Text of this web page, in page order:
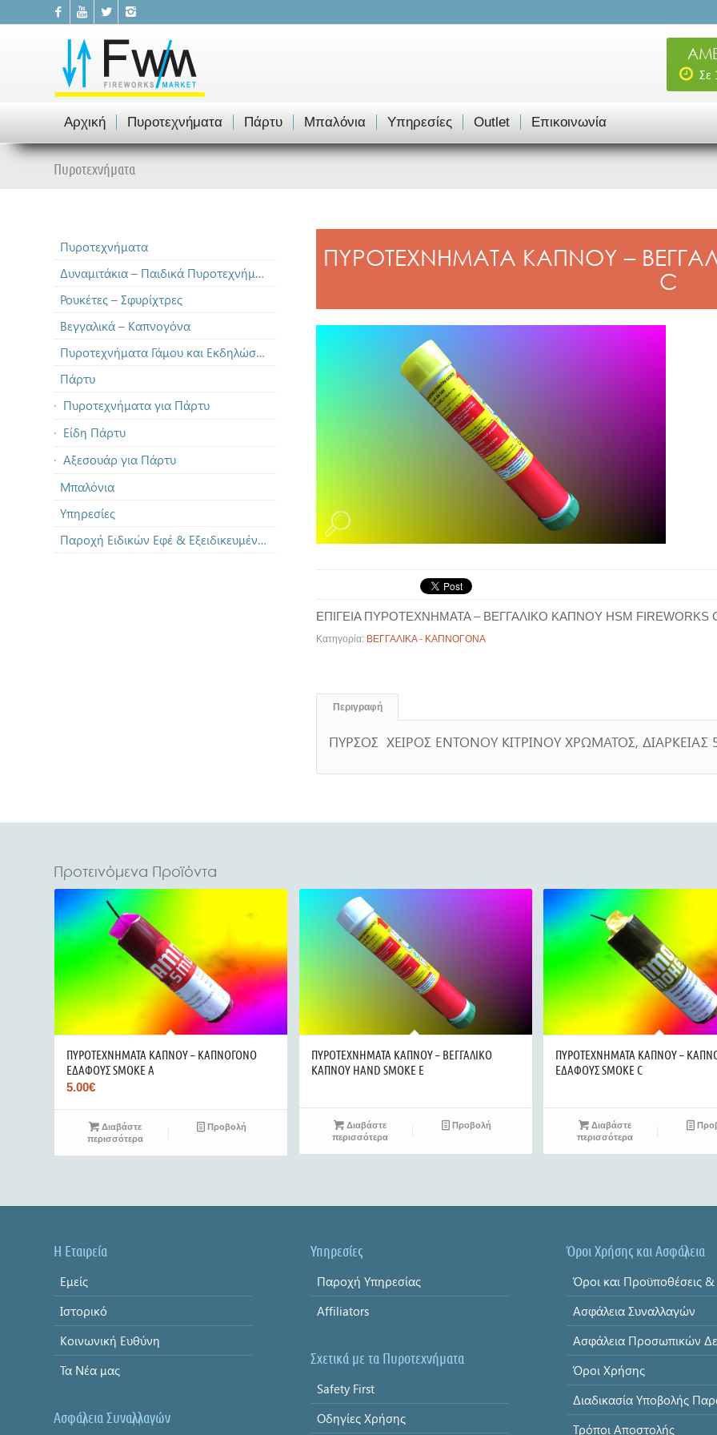
Σε
Αρχική Πυροτεχνήματα Πάρτυ Μπαλόνια Υπηρεσίες Outlet Επικοινωνία
Πυροτεχνήματα
Πυροτεχνήματα
Δυναμιτάκια – Παιδικά Πυροτεχνήματα
Ρουκέτες – Σφυρίχτρες
Βεγγαλικά – Καπνογόνα
Πυροτεχνήματα Γάμου και Εκδηλώσεων
Πάρτυ
Πυροτεχνήματα για Πάρτυ
Είδη Πάρτυ
Αξεσουάρ για Πάρτυ
Μπαλόνια
Υπηρεσίες
Παροχή Ειδικών Εφέ & Εξειδικευμένων Πυροτεχνημάτων
ΠΥΡΟΤΕΧΝΗΜΑΤΑ ΚΑΠΝΟΥ –
C
ΕΠΙΓΕΙΑ ΠΥΡΟΤΕΧΝΗΜΑΤΑ – ΒΕΓΓΑΛΙΚΟ ΚΑΠΝΟΥ HSM FIREWORKS
Κατηγορία: ΒΕΓΓΑΛΙΚΑ - ΚΑΠΝΟΓΟΝΑ
Περιγραφή
ΠΥΡΣΟΣ ΧΕΙΡΟΣ ΕΝΤΟΝΟΥ ΚΙΤΡΙΝΟΥ ΧΡΩΜΑΤΟΣ,
Προτεινόμενα Προϊόντα
ΠΥΡΟΤΕΧΝΗΜΑΤΑ ΚΑΠΝΟΥ – ΚΑΠΝΟΓΟΝΟ
ΕΔΑΦΟΥΣ SMOKE A
5.00€
Διαβάστε
περισσότερα
Προβολή
ΠΥΡΟΤΕΧΝΗΜΑΤΑ ΚΑΠΝΟΥ – ΒΕΓΓΑΛΙΚΟ
ΚΑΠΝΟΥ HAND SMOKE E
Διαβάστε
περισσότερα
Προβολή
ΠΥΡΟΤΕΧΝΗΜΑΤΑ ΚΑΠΝΟΥ –
ΕΔΑΦΟΥΣ SMOKE C
Διαβάστε
περισσότερα
Η Εταιρεία
Εμείς
Ιστορικό
Κοινωνική Ευθύνη
Τα Νέα μας
Ασφάλεια Συναλλαγών
Υπηρεσίες
Παροχή Υπηρεσίας
Affiliators
Σχετικά με τα Πυροτεχνήματα
Safety First
Οδηγίες Χρήσης
Όροι Χρήσης και Ασφάλεια
Ασφάλεια Συναλλαγών
Όροι Χρήσης
Τρόποι Αποστολής